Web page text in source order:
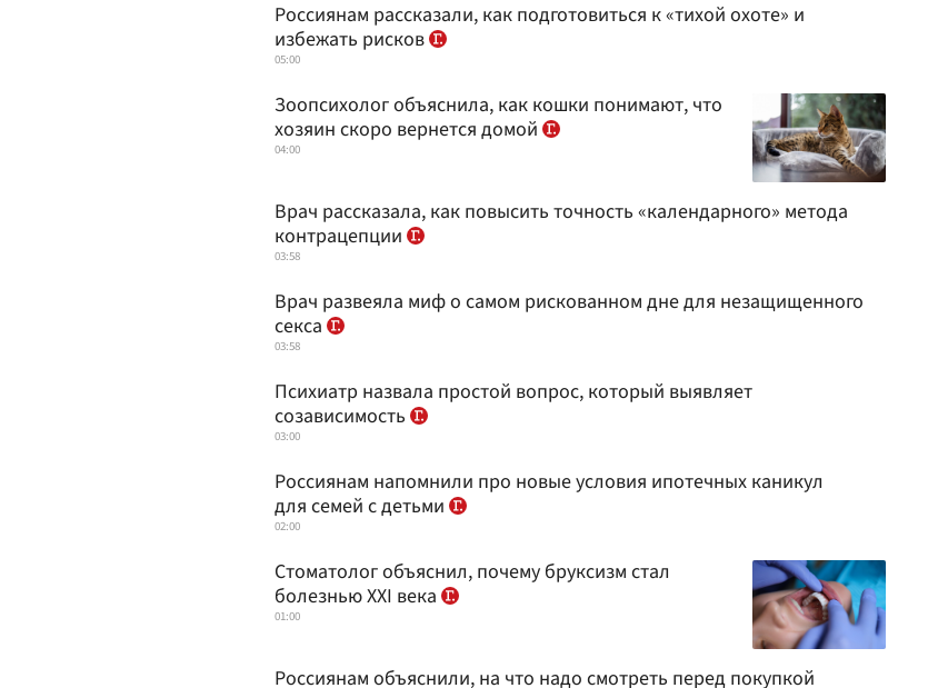
Россиянам рассказали, как подготовиться к «тихой охоте» и
избежать рисков
05:00
Зоопсихолог объяснила, как кошки понимают, что
хозяин скоро вернется домой
04:00
Врач рассказала, как повысить точность «календарного» метода
контрацепции
03:58
Врач развеяла миф о самом рискованном дне для незащищенного
секса
03:58
Психиатр назвала простой вопрос, который выявляет
созависимость
03:00
Россиянам напомнили про новые условия ипотечных каникул
для семей с детьми
02:00
Стоматолог объяснил, почему бруксизм стал
болезнью XXI века
01:00
Россиянам объяснили, на что надо смотреть перед покупкой